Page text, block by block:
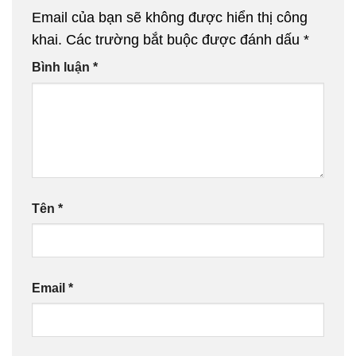
Email của bạn sẽ không được hiển thị công
khai. Các trường bắt buộc được đánh dấu *
Bình luận *
Tên *
Email *